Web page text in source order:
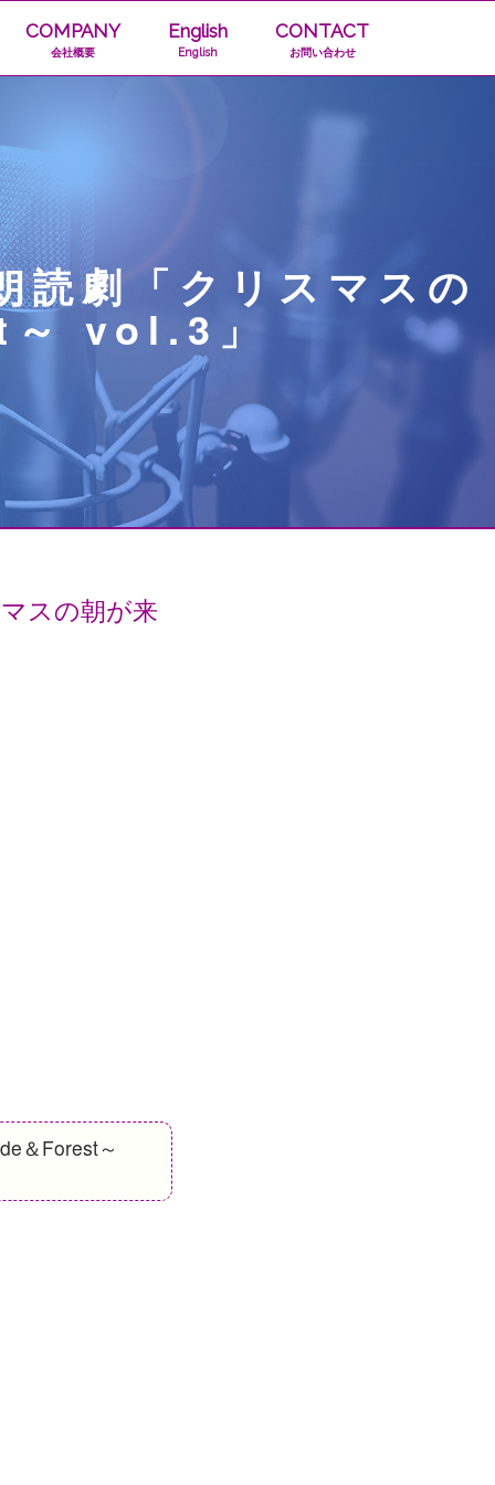
COMPANY
会社概要
English
English
CONTACT
お問い合わせ
劇「クリスマスの
vol.3」
スの朝が来
＆Forest～